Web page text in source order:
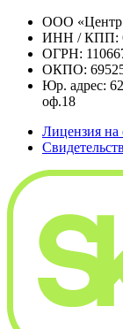
ООО «Центр
ИНН / КПП:
ОГРН:
ОКПО:
Юр. адрес:
оф.18
Лицензия на